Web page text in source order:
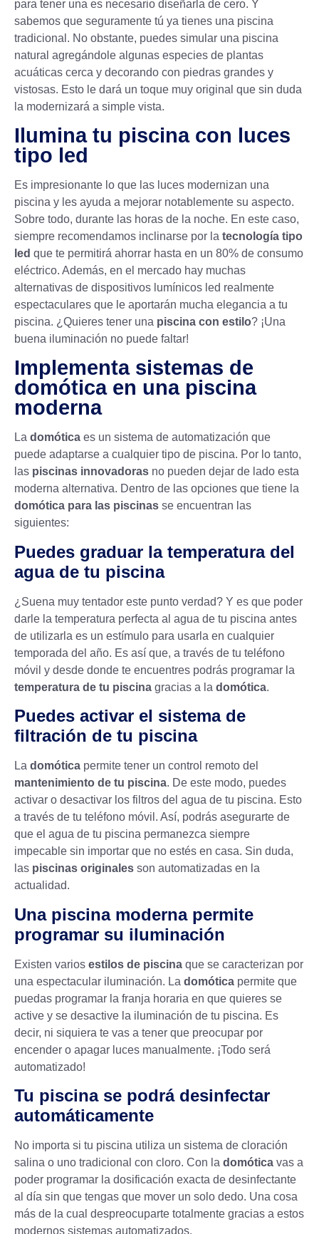
para tener una es necesario diseñarla de cero. Y
sabemos que seguramente tú ya tienes una piscina
tradicional. No obstante, puedes simular una piscina
natural agregándole algunas especies de plantas
acuáticas cerca y decorando con piedras grandes y
vistosas. Esto le dará un toque muy original que sin duda
la modernizará a simple vista.
Ilumina tu piscina con luces
tipo led
Es impresionante lo que las luces modernizan una
piscina y les ayuda a mejorar notablemente su aspecto.
Sobre todo, durante las horas de la noche. En este caso,
siempre recomendamos inclinarse por la tecnología tipo
led que te permitirá ahorrar hasta en un 80% de consumo
eléctrico. Además, en el mercado hay muchas
alternativas de dispositivos lumínicos led realmente
espectaculares que le aportarán mucha elegancia a tu
piscina. ¿Quieres tener una piscina con estilo? ¡Una
buena iluminación no puede faltar!
Implementa sistemas de
domótica en una piscina
moderna
La domótica es un sistema de automatización que
puede adaptarse a cualquier tipo de piscina. Por lo tanto,
las piscinas innovadoras no pueden dejar de lado esta
moderna alternativa. Dentro de las opciones que tiene la
domótica para las piscinas se encuentran las
siguientes:
Puedes graduar la temperatura del
agua de tu piscina
¿Suena muy tentador este punto verdad? Y es que poder
darle la temperatura perfecta al agua de tu piscina antes
de utilizarla es un estímulo para usarla en cualquier
temporada del año. Es así que, a través de tu teléfono
móvil y desde donde te encuentres podrás programar la
temperatura de tu piscina gracias a la domótica.
Puedes activar el sistema de
filtración de tu piscina
La domótica permite tener un control remoto del
mantenimiento de tu piscina. De este modo, puedes
activar o desactivar los filtros del agua de tu piscina. Esto
a través de tu teléfono móvil. Así, podrás asegurarte de
que el agua de tu piscina permanezca siempre
impecable sin importar que no estés en casa. Sin duda,
las piscinas originales son automatizadas en la
actualidad.
Una piscina moderna permite
programar su iluminación
Existen varios estilos de piscina que se caracterizan por
una espectacular iluminación. La domótica permite que
puedas programar la franja horaria en que quieres se
active y se desactive la iluminación de tu piscina. Es
decir, ni siquiera te vas a tener que preocupar por
encender o apagar luces manualmente. ¡Todo será
automatizado!
Tu piscina se podrá desinfectar
automáticamente
No importa si tu piscina utiliza un sistema de cloración
salina o uno tradicional con cloro. Con la domótica vas a
poder programar la dosificación exacta de desinfectante
al día sin que tengas que mover un solo dedo. Una cosa
más de la cual despreocuparte totalmente gracias a estos
modernos sistemas automatizados.